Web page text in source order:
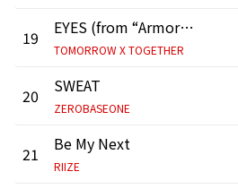
19 EYES (from “Armored Saurus”)
TOMORROW X TOGETHER
20 SWEAT
ZEROBASEONE
21 Be My Next
RIIZE